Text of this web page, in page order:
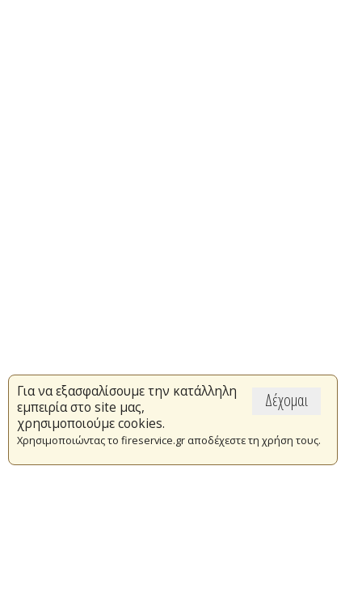
Δέχομαι
Για να εξασφαλίσουμε την κατάλληλη
εμπειρία στο site μας,
χρησιμοποιούμε cookies.
Χρησιμοποιώντας το fireservice.gr αποδέχεστε τη χρήση τους.